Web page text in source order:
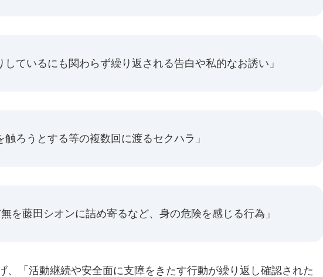
しているにも関わらず繰り返される告白や私的なお誘い」
触ろうとする等の複数回に渡るセクハラ」
無を藤田シオンに詰め寄るなど、身の危険を感じる行為」
、「活動継続や安全面に支障をきたす行動が繰り返し確認された